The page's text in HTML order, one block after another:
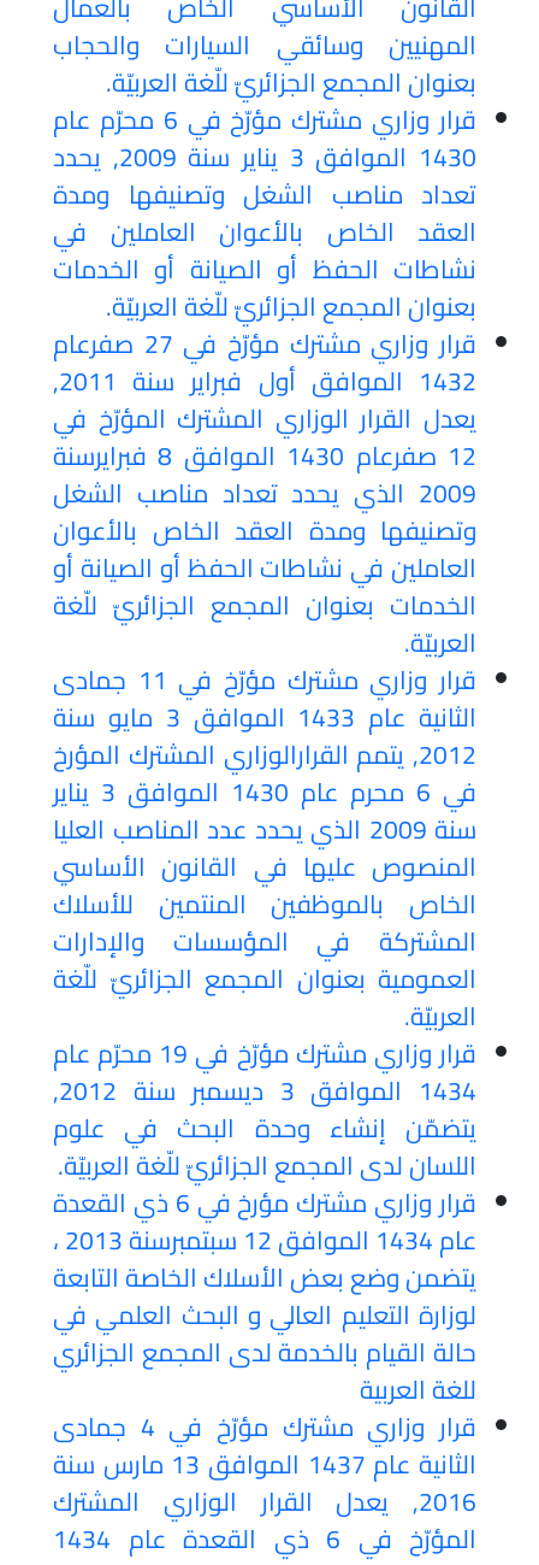
المهنيين وسائقي السيارات والحجاب
بعنوان المجمع الجزائريّ للّغة العربيّة.
قرار وزاري مشترك مؤرّخ في 6 محرّم عام
1430 الموافق 3 يناير سنة 2009, يحدد
تعداد مناصب الشغل وتصنيفها ومدة
العقد الخاص بالأعوان العاملين في
نشاطات الحفظ أو الصيانة أو الخدمات
بعنوان المجمع الجزائريّ للّغة العربيّة.
قرار وزاري مشترك مؤرّخ في 27 صفرعام
1432 الموافق أول فبراير سنة 2011,
يعدل القرار الوزاري المشترك المؤرّخ في
12 صفرعام 1430 الموافق 8 فبرايرسنة
2009 الذي يحدد تعداد مناصب الشغل
وتصنيفها ومدة العقد الخاص بالأعوان
العاملين في نشاطات الحفظ أو الصيانة أو
الخدمات بعنوان المجمع الجزائريّ للّغة
العربيّة.
قرار وزاري مشترك مؤرّخ في 11 جمادى
الثانية عام 1433 الموافق 3 مايو سنة
2012, يتمم القرارالوزاري المشترك المؤرخ
في 6 محرم عام 1430 الموافق 3 يناير
سنة 2009 الذي يحدد عدد المناصب العليا
المنصوص عليها في القانون الأساسي
الخاص بالموظفين المنتمين للأسلاك
المشتركة في المؤسسات والإدارات
العمومية بعنوان المجمع الجزائريّ للّغة
العربيّة.
قرار وزاري مشترك مؤرّخ في 19 محرّم عام
1434 الموافق 3 ديسمبر سنة 2012,
يتضمّن إنشاء وحدة البحث في علوم
اللسان لدى المجمع الجزائريّ للّغة العربيّة.
قرار وزاري مشترك مؤرخ في 6 ذي القعدة
عام 1434 الموافق 12 سبتمبرسنة 2013 ،
يتضمن وضع بعض الأسلاك الخاصة التابعة
لوزارة التعليم العالي و البحث العلمي في
حالة القيام بالخدمة لدى المجمع الجزائري
للغة العربية
قرار وزاري مشترك مؤرّخ في 4 جمادى
الثانية عام 1437 الموافق 13 مارس سنة
2016, يعدل القرار الوزاري المشترك
المؤرّخ في 6 ذي القعدة عام 1434